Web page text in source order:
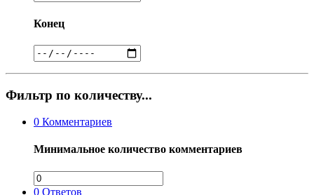
Конец
Фильтр по количеству...
0 Комментариев
Минимальное количество комментариев
0 Ответов